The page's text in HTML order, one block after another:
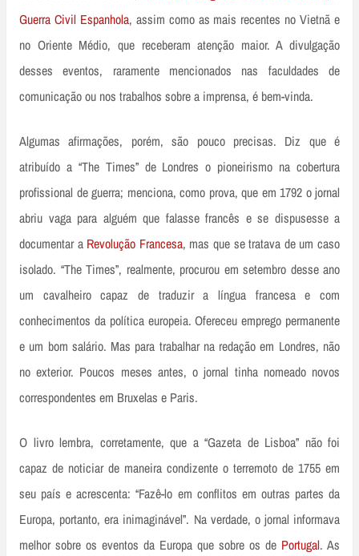
Guerra Civil Espanhola, assim como as mais recentes no Vietnã e
no Oriente Médio, que receberam atenção maior. A divulgação
desses eventos, raramente mencionados nas faculdades de
comunicação ou nos trabalhos sobre a imprensa, é bem­-vinda.
Algumas afirmações, porém, são pouco precisas. Diz que é
atribuído a “The Times” de Londres o pioneirismo na cobertura
profissional de guerra; menciona, como prova, que em 1792 o jornal
abriu vaga para alguém que falasse francês e se dispusesse a
documentar a Revolução Francesa, mas que se tratava de um caso
isolado. “The Times”, realmente, procurou em setembro desse ano
um cavalheiro capaz de traduzir a língua francesa e com
conhecimentos da política europeia. Ofereceu emprego permanente
e um bom salário. Mas para trabalhar na redação em Londres, não
no exterior. Poucos meses antes, o jornal tinha nomeado novos
correspondentes em Bruxelas e Paris.
O livro lembra, corretamente, que a “Gazeta de Lisboa” não foi
capaz de noticiar de maneira condizente o terremoto de 1755 em
seu país e acrescenta: “Fazê-­lo em conflitos em outras partes da
Europa, portanto, era inimaginável”. Na verdade, o jornal informava
melhor sobre os eventos da Europa que sobre os de Portugal. As